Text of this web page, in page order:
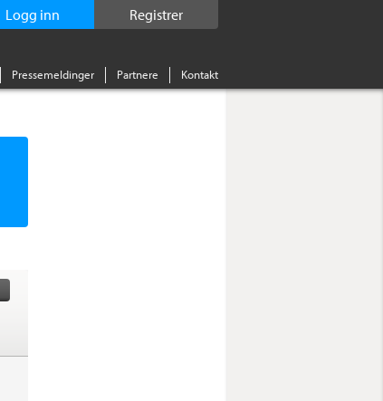
Registrer
Logg inn
Pressemeldinger Partnere Kontakt